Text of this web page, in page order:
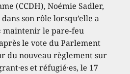
(CCDH), Noémie Sadler,
son rôle lorsqu’elle a
maintenir le pare-feu
le vote du Parlement
du nouveau règlement sur
et réfugié·es, le 17